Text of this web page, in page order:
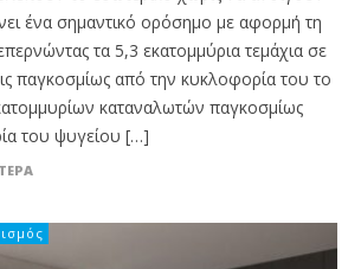
ένα σημαντικό ορόσημο με αφορμή τη
τα 5,3 εκατομμύρια τεμάχια σε
παγκοσμίως από την κυκλοφορία του το
καταναλωτών παγκοσμίως
του ψυγείου […]